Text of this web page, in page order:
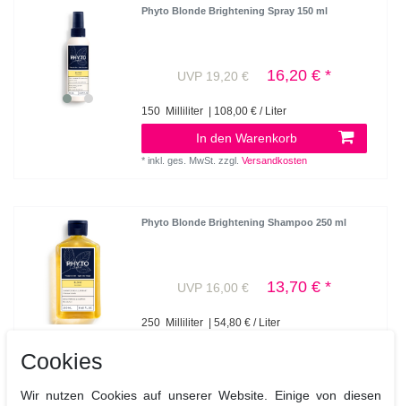
Phyto Blonde Brightening Spray 150 ml
UVP 19,20 € 16,20 € *
150 Milliliter | 108,00 € / Liter
In den Warenkorb
*inkl. ges. MwSt. zzgl.Versandkosten
Phyto Blonde Brightening Shampoo 250 ml
UVP 16,00 € 13,70 € *
250 Milliliter | 54,80 € / Liter
Cookies
Wir nutzen Cookies auf unserer Website. Einige von diesen